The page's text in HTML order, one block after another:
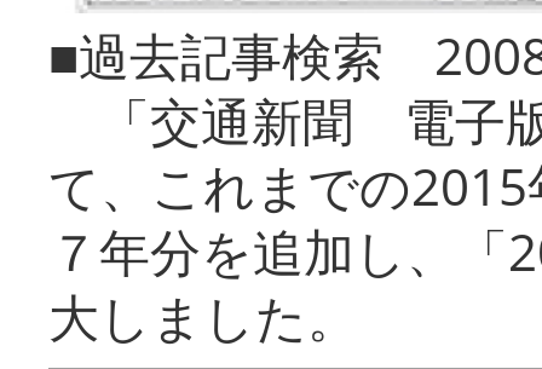
■過去記事検索
「交通新聞 電子
て、これまでの
７年分を追加し、「
大しまし